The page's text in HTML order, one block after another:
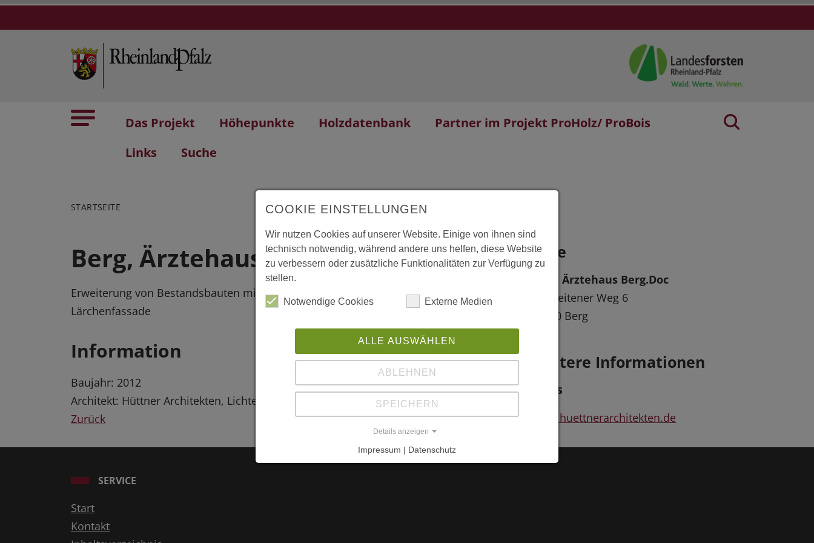
Das Projekt Höhepunkte Holzdatenbank
Partner im Projekt ProHolz/ ProBois
Links
Suche
STARTSEITE
Berg, Ärztehaus Berg.Doc
Erweiterung von Bestandsbauten mit einer Holzrahmenkonstruktion mit sägerauher
Lärchenfassade
Information
Baujahr: 2012
Architekt: Hüttner Architekten, Lichtenberg
Zurück
Lage
Berg, Ärztehaus Berg.Doc
Rothleitener Weg 6
95180 Berg
Weitere Informationen
Links
www.huettnerarchitekten.de
SERVICE
Start
Kontakt
COOKIE EINSTELLUNGEN
Wir nutzen Cookies auf unserer Website. Einige von ihnen sind
technisch notwendig, während andere uns helfen, diese Website
zu verbessern oder zusätzliche Funktionalitäten zur Verfügung zu
stellen.
Notwendige Cookies Externe Medien
ALLE AUSWÄHLEN
ABLEHNEN
SPEICHERN
Details anzeigen
Impressum | Datenschutz